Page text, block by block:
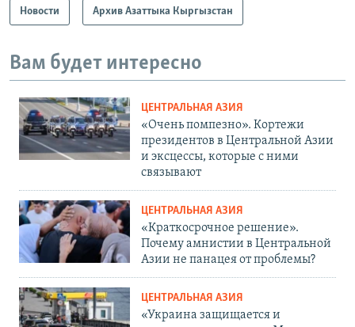
Новости Архив Азаттыка Кыргызстан
Вам будет интересно
ЦЕНТРАЛЬНАЯ АЗИЯ
«Очень помпезно». Кортежи
президентов в Центральной Азии
и эксцессы, которые с ними
связывают
ЦЕНТРАЛЬНАЯ АЗИЯ
«Краткосрочное решение».
Почему амнистии в Центральной
Азии не панацея от проблемы?
ЦЕНТРАЛЬНАЯ АЗИЯ
«Украина защищается и